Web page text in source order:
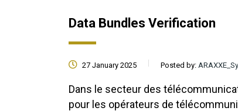
Data Bundles Verification
27 January 2025 Posted by:
Dans le secteur des
pour les opérateurs de